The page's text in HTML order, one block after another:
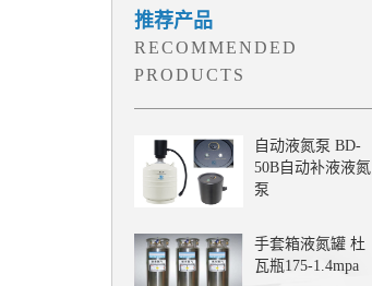
推荐产品
RECOMMENDED
PRODUCTS
自动液氮泵 BD-
50B自动补液液氮
泵
手套箱液氮罐 杜
瓦瓶175-1.4mpa